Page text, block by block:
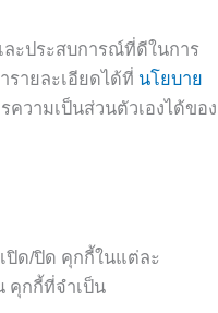
ะประสบการณ์ที่ดีในการ
ายละเอียดได้ที่ นโยบาย
ความเป็นส่วนตัวเองได้ของ
ปิด/ปิด คุกกี้ในแต่ละ
คุกกี้ที่จำเป็น